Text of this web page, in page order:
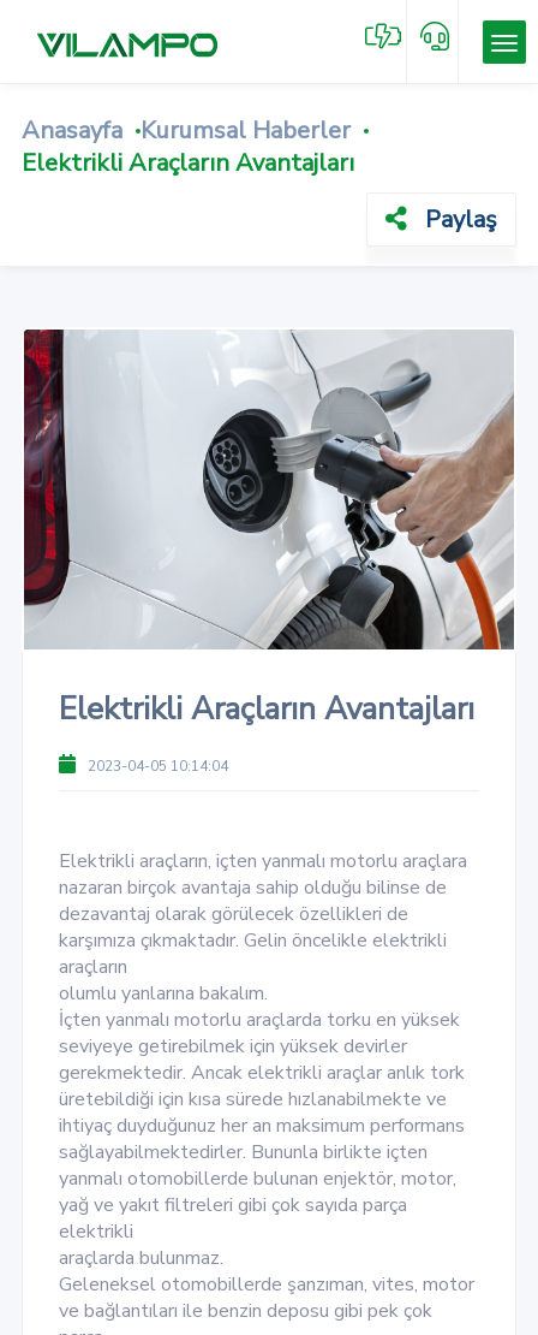
Anasayfa Kurumsal Haberler
Elektrikli Araçların Avantajları
Paylaş
Elektrikli Araçların Avantajları
2023-04-05 10:14:04
Elektrikli araçların, içten yanmalı motorlu araçlara
nazaran birçok avantaja sahip olduğu bilinse de
dezavantaj olarak görülecek özellikleri de
karşımıza çıkmaktadır. Gelin öncelikle elektrikli
araçların
olumlu yanlarına bakalım.
İçten yanmalı motorlu araçlarda torku en yüksek
seviyeye getirebilmek için yüksek devirler
gerekmektedir. Ancak elektrikli araçlar anlık tork
üretebildiği için kısa sürede hızlanabilmekte ve
ihtiyaç duyduğunuz her an maksimum performans
sağlayabilmektedirler. Bununla birlikte içten
yanmalı otomobillerde bulunan enjektör, motor,
yağ ve yakıt filtreleri gibi çok sayıda parça
elektrikli
araçlarda bulunmaz.
Geleneksel otomobillerde şanzıman, vites, motor
ve bağlantıları ile benzin deposu gibi pek çok